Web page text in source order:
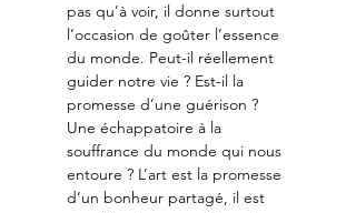
pas qu’à voir, il donne surtout
l’occasion de goûter l’essence
du monde. Peut-il réellement
guider notre vie ? Est-il la
promesse d’une guérison ?
Une échappatoire à la
souffrance du monde qui nous
entoure ? L’art est la promesse
d’un bonheur partagé, il est